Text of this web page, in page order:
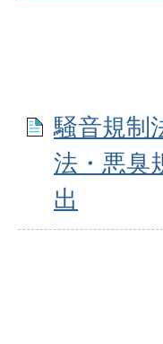
騒音規制
法・悪臭
出